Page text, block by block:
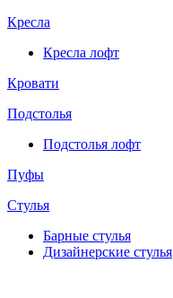
Кресла
Кресла лофт
Кровати
Подстолья
Подстолья лофт
Пуфы
Стулья
Барные cтулья
Дизайнерские cтулья